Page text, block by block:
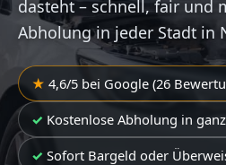
dasteht – schnell, fair und
Abholung in jeder Stadt in
4,6/5 bei Google (26
Kostenlose Abholung in
Sofort Bargeld oder